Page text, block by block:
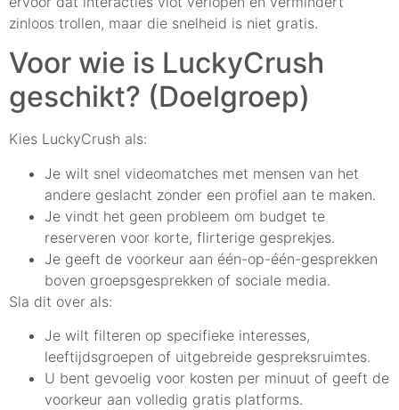
zinloos trollen, maar die snelheid is niet gratis.
Voor wie is LuckyCrush
geschikt? (Doelgroep)
Kies LuckyCrush als:
Je wilt snel videomatches met mensen van het
andere geslacht zonder een profiel aan te maken.
Je vindt het geen probleem om budget te
reserveren voor korte, flirterige gesprekjes.
Je geeft de voorkeur aan één-op-één-gesprekken
boven groepsgesprekken of sociale media.
Sla dit over als:
Je wilt filteren op specifieke interesses,
leeftijdsgroepen of uitgebreide gespreksruimtes.
U bent gevoelig voor kosten per minuut of geeft de
voorkeur aan volledig gratis platforms.